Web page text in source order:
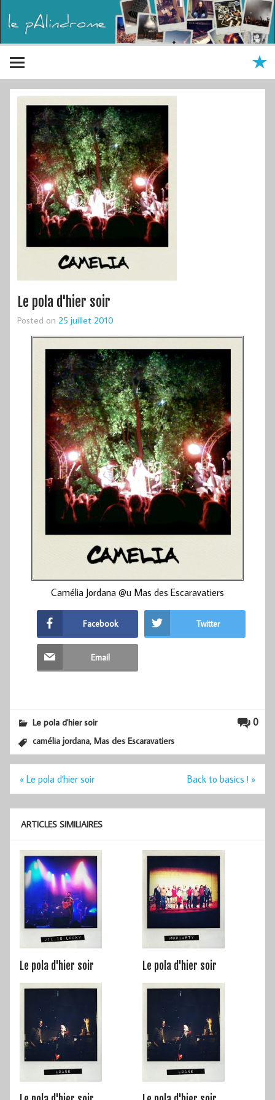
Le pola d'hier soir
Posted on 25 juillet 2010
Camélia Jordana @u Mas des Escaravatiers
Facebook Twitter
Email
0
Le pola d'hier soir
camélia jordana,Mas des Escaravatiers
Navigation
l’article
« Le pola d'hier soir Back to basics ! »
ARTICLES SIMILIAIRES
Le pola d'hier soir Le pola d'hier soir